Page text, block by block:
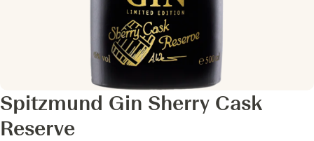
Spitzmund Gin Sherry Cask
Reserve